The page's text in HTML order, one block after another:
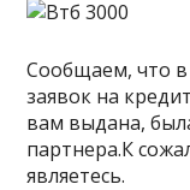
Сообщаем, что в
заявок на
вам выдана,
партнера.К
являетесь.